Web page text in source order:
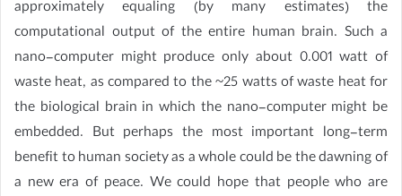
approximately equaling (by many estimates) the
computational output of the entire human brain. Such a
nano-computer might produce only about 0.001 watt of
waste heat, as compared to the ~25 watts of waste heat for
the biological brain in which the nano-computer might be
embedded. But perhaps the most important long-term
benefit to human society as a whole could be the dawning of
a new era of peace. We could hope that people who are